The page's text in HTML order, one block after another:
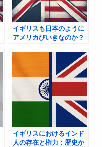
イギリスも日本のように
アメリカびいきなのか？
イギリスにおけるインド
人の存在と権力：歴史か